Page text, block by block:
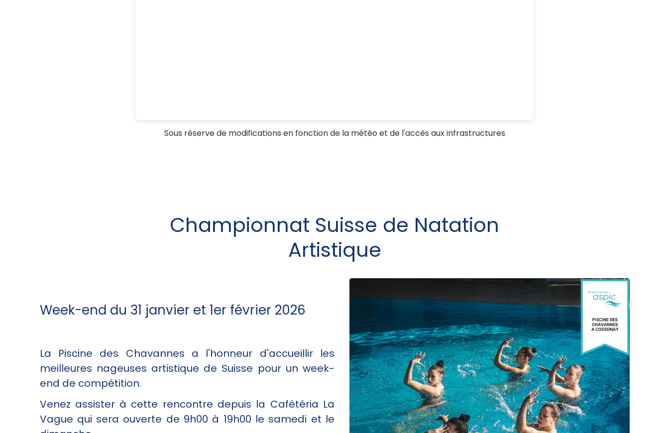
Sous réserve de modifications en fonction de la météo et de l'accès aux infrastructures
Championnat Suisse de Natation
Artistique
Week-end du 31 janvier et 1er février 2026
La Piscine des Chavannes a l'honneur d'accueillir les
meilleures nageuses artistique de Suisse pour un week-
end de compétition.
Venez assister à cette rencontre depuis la Cafétéria La
Vague qui sera ouverte de 9h00 à 19h00 le samedi et le